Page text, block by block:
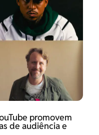
promovem
de audiência e